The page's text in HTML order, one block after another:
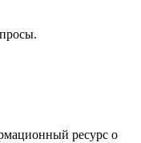
ресурс о